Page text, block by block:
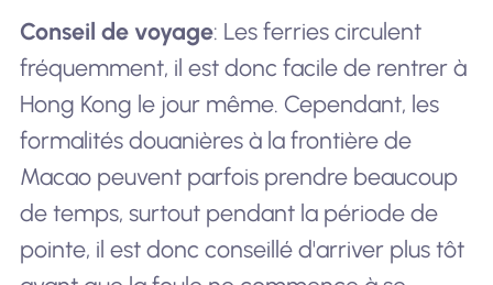
Conseil de voyage: Les ferries circulent
fréquemment, il est donc facile de rentrer à
Hong Kong le jour même. Cependant, les
formalités douanières à la frontière de
Macao peuvent parfois prendre beaucoup
de temps, surtout pendant la période de
pointe, il est donc conseillé d'arriver plus tôt